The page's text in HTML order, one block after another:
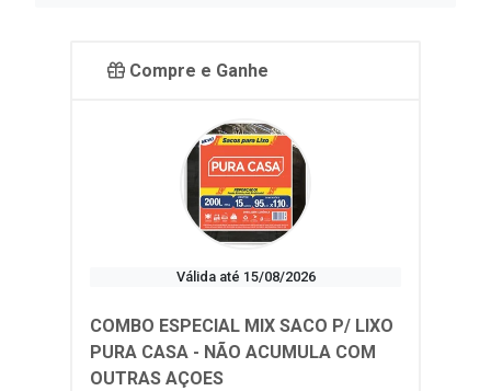
Compre e Ganhe
Válida até 15/08/2026
COMBO ESPECIAL MIX SACO P/ LIXO
PURA CASA - NÃO ACUMULA COM
OUTRAS AÇOES